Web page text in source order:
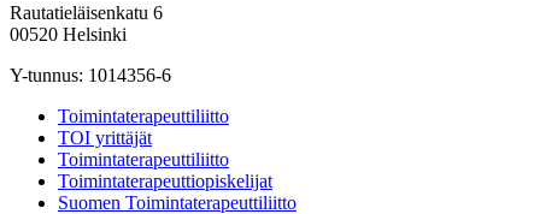
Rautatieläisenkatu 6
00520 Helsinki
Y-tunnus: 1014356-6
Toimintaterapeuttiliitto
TOI yrittäjät
Toimintaterapeuttiliitto
Toimintaterapeuttiopiskelijat
Suomen Toimintaterapeuttiliitto